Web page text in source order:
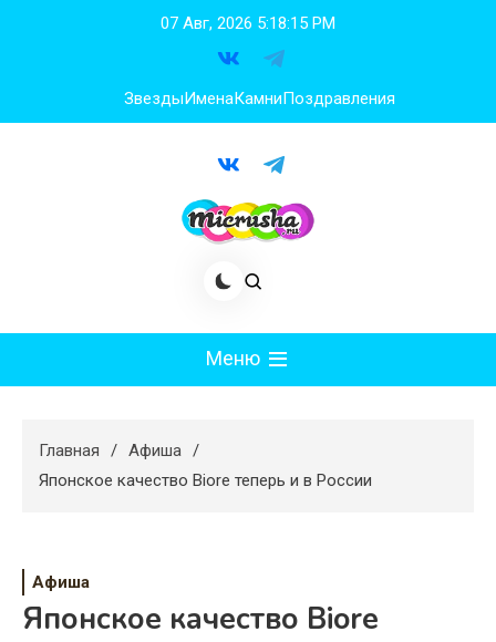
07 Авг, 2026 5:18:15 PM
ЗвездыИменаКамниПоздравления
Меню
Худеем
Свадьба
Главная
Афиша
Японское качество Biore теперь и в России
Афиша
Японское качество Biore